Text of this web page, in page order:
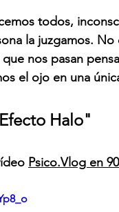
todos,
la juzgamos.
nos pasan
el ojo en una
Efecto Halo"
Psico.Vlog en